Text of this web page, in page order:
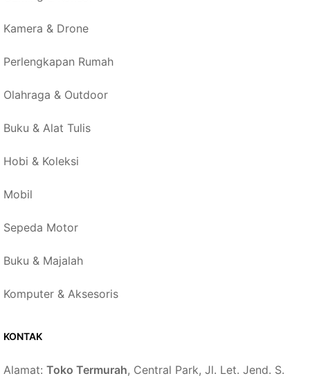
Kamera & Drone
Perlengkapan Rumah
Olahraga & Outdoor
Buku & Alat Tulis
Hobi & Koleksi
Mobil
Sepeda Motor
Buku & Majalah
Komputer & Aksesoris
KONTAK
Alamat: Toko Termurah, Central Park, Jl. Let. Jend. S.